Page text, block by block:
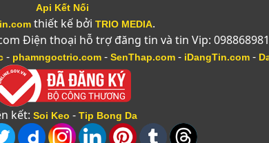
Api Kết Nối
thiết kế bởi TRIO MEDIA.
Điện thoại hỗ trợ đăng tin và tin Vip:
- phamngoctrio.com - SenThap.com - iDangTin.com -
kết: Soi Keo - Tip Bong Da